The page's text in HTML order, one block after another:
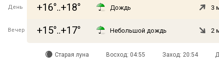
День +16°..+18° Дождь 3
Вечер +15°..+17° Небольшой дождь 2
Старая луна Восход: 04:55 Заход: 20:54